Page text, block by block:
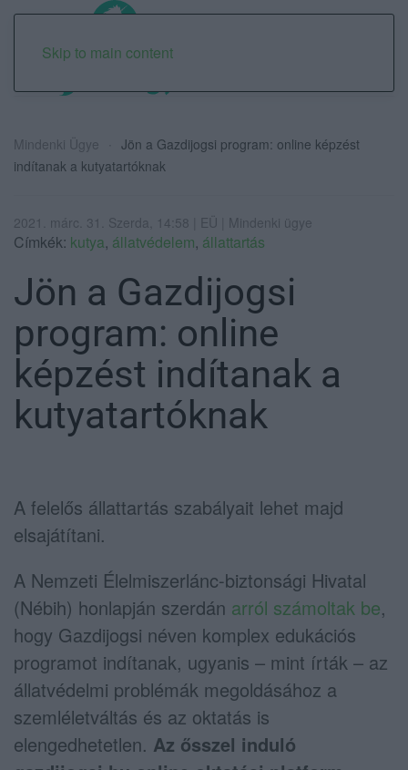
Skip to main content
Mindenki Ügye
Jön a Gazdijogsi program: online képzést
indítanak a kutyatartóknak
2021. márc. 31. Szerda, 14:58 | EÜ | Mindenki ügye
Címkék: kutya, állatvédelem, állattartás
Jön a Gazdijogsi
program: online
képzést indítanak a
kutyatartóknak
A felelős állattartás szabályait lehet majd
elsajátítani.
A Nemzeti Élelmiszerlánc-biztonsági Hivatal
(Nébih) honlapján szerdán arról számoltak be,
hogy Gazdijogsi néven komplex edukációs
programot indítanak, ugyanis – mint írták – az
állatvédelmi problémák megoldásához a
szemléletváltás és az oktatás is
elengedhetetlen. Az ősszel induló